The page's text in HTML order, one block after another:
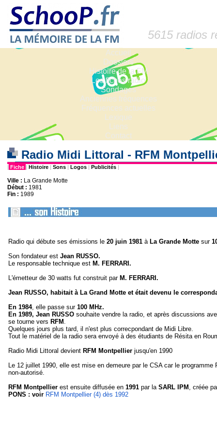
5615 radios
Accueil
Dossiers
Histoire de la FM
Les fiches radio
Sondages
Anciennes fréquences
Fréquences actuelles
Lexique
Liens
Contact
Radio Midi Littoral - RFM
| Fiche | Histoire | Sons | Logos | Publicités |
Ville : La Grande Motte
Début : 1981
Fin : 1989
Radio qui débute ses émissions le 20 juin 1981 à La Grande Motte sur
Son fondateur est Jean RUSSO.
Le responsable technique est M. FERRARI.
L'émetteur de 30 watts fut construit par M. FERRARI.
Jean RUSSO, habitait à La Grand Motte et était devenu le
En 1984, elle passe sur 100 MHz.
En 1989, Jean RUSSO souhaite vendre la radio, et après discussions
se tourne vers RFM .
Quelques jours plus tard, il n'est plus correcpondant de Midi Libre.
Tout le matériel de la radio sera envoyé à des étudiants de Résita en
Radio Midi Littoral devient RFM Montpellier jusqu'en 1990
Le 12 juillet 1990, elle est mise en demeure par le CSA car le
non-autorisé.
RFM Montpellier est ensuite diffusée en 1991 par la SARL IPM , créée
PONS : voir RFM Montpellier (4) dès 1992